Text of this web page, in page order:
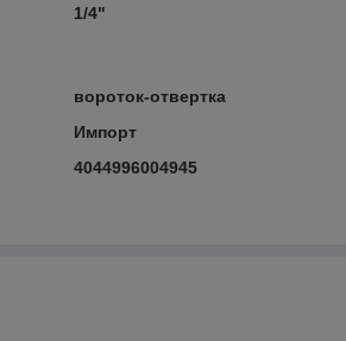
1/4"
вороток-отвертка
Импорт
4044996004945